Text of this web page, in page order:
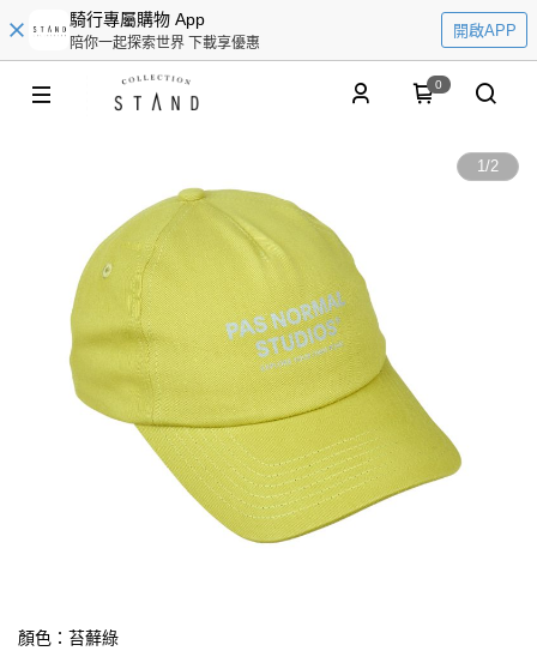
騎行專屬購物 App
陪你一起探索世界 下載享優惠
開啟APP
0
1/2
顏色：苔蘚綠